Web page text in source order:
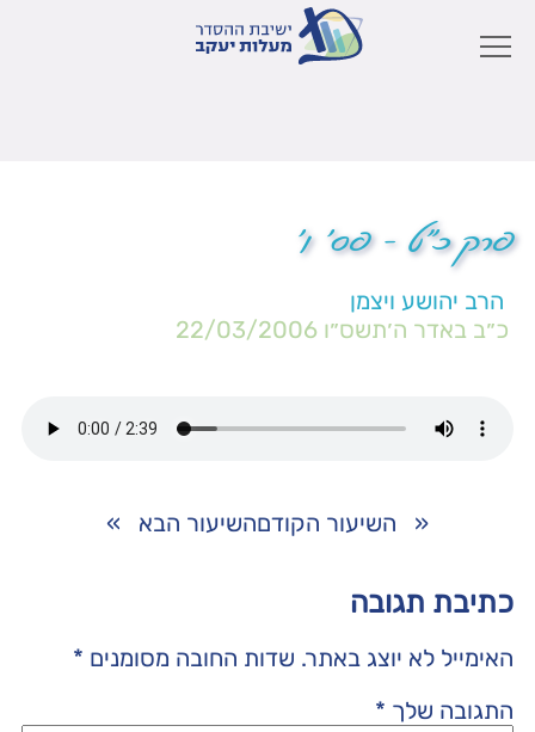
פרק כ"ט – פס' ו'
הרב יהושע ויצמן
כ״ב באדר ה׳תשס״ו 22/03/2006
« השיעור הקודםהשיעור הבא »
כתיבת תגובה
האימייל לא יוצג באתר. שדות החובה מסומנים *
התגובה שלך *